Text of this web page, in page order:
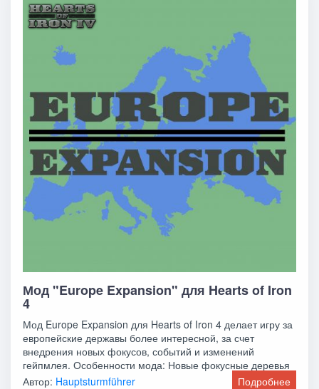
Мод "Europe Expansion" для Hearts of Iron
4
Мод Europe Expansion для Hearts of Iron 4 делает игру за
европейские державы более интересной, за счет
внедрения новых фокусов, событий и изменений
гейпмлея. Особенности мода: Новые фокусные деревья
Автор: Hauptsturmführer Подробнее